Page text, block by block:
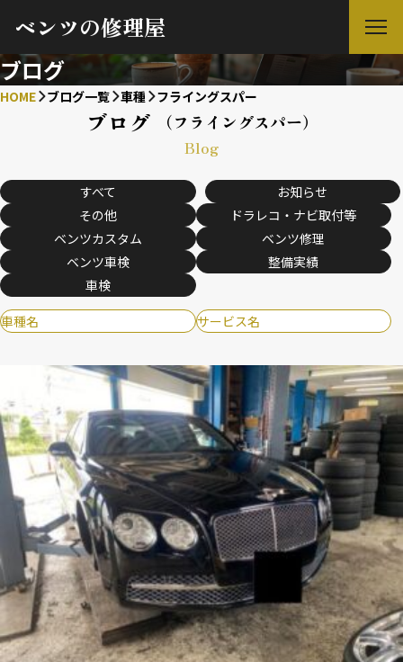
ベンツの修理屋
ブログ
HOME ブログ一覧 車種 フライングスパー
ブログ （フライングスパー）
Blog
すべて
お知らせ
その他
ドラレコ・ナビ取付等
ベンツカスタム
ベンツ修理
ベンツ車検
整備実績
車検